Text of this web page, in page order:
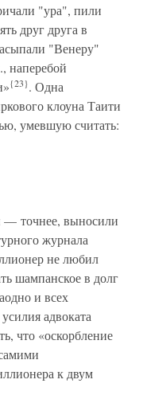
"ура", пили
друг друга в
"Венеру"
наперебой
{23}. Одна
клоуна Таити
умевшую считать:
точнее, выносили
журнала
не любил
шампанское в долг
и всех
адвоката
что «оскорбление
к двум